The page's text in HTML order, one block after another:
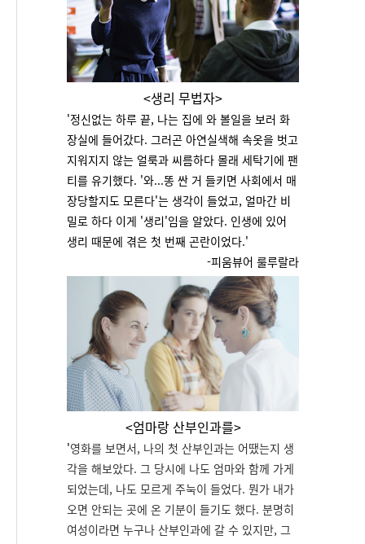
<생리 무법자>
'정신없는 하루 끝, 나는 집에 와 볼일을 보러 화
장실에 들어갔다. 그러곤 아연실색해 속옷을 벗고
지워지지 않는 얼룩과 씨름하다 몰래 세탁기에 팬
티를 유기했다. '와...똥 싼 거 들키면 사회에서 매
장당할지도 모른다'는 생각이 들었고, 얼마간 비
밀로 하다 이게 '생리'임을 알았다. 인생에 있어
생리 때문에 겪은 첫 번째 곤란이었다.'
-피움뷰어 룰루랄라
<엄마랑 산부인과를>
'영화를 보면서, 나의 첫 산부인과는 어땠는지 생
각을 해보았다. 그 당시에 나도 엄마와 함께 가게
되었는데, 나도 모르게 주눅이 들었다. 뭔가 내가
오면 안되는 곳에 온 기분이 들기도 했다. 분명히
여성이라면 누구나 산부인과에 갈 수 있지만, 그